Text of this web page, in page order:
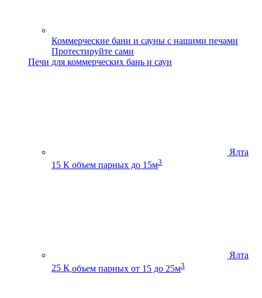
Коммерческие бани и сауны с нашими печами
Протестируйте сами
Печи для коммерческих бань и саун
Ялта
15 К объем парных до 15м3
Ялта
25 К объем парных от 15 до 25м3